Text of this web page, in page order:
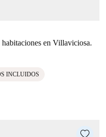
en Villaviciosa.
INCLUIDOS